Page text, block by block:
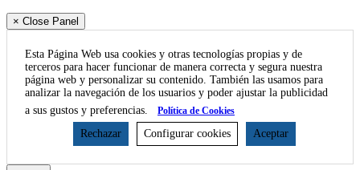
× Close Panel
Esta Página Web usa cookies y otras tecnologías propias y de
terceros para hacer funcionar de manera correcta y segura nuestra
página web y personalizar su contenido. También las usamos para
analizar la navegación de los usuarios y poder ajustar la publicidad
a sus gustos y preferencias.
Política de Cookies
Rechazar Configurar cookies Aceptar